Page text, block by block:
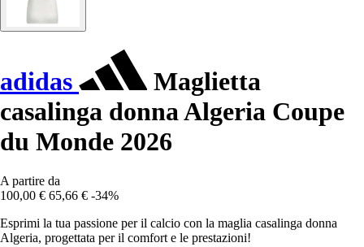
adidas
Maglietta
casalinga donna Algeria Coupe
du Monde 2026
A partire da
100,00 € 65,66 € -34%
Esprimi la tua passione per il calcio con la maglia casalinga donna
Algeria, progettata per il comfort e le prestazioni!